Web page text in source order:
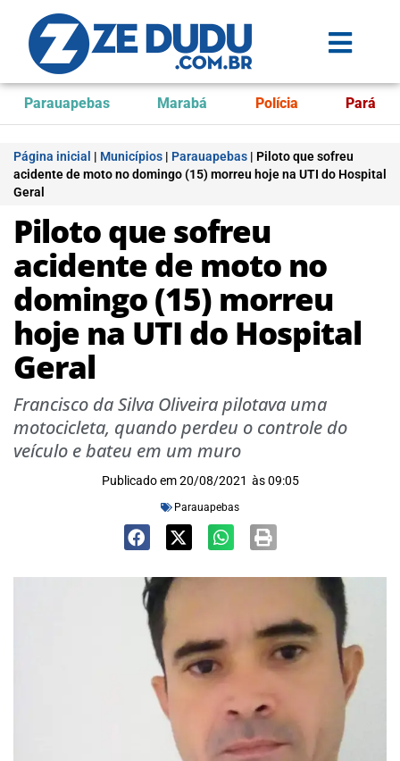
Parauapebas Marabá Polícia Pará
Página inicial | Municípios | Parauapebas | Piloto que sofreu
acidente de moto no domingo (15) morreu hoje na UTI do Hospital
Geral
Piloto que sofreu
acidente de moto no
domingo (15) morreu
hoje na UTI do Hospital
Geral
Francisco da Silva Oliveira pilotava uma
motocicleta, quando perdeu o controle do
veículo e bateu em um muro
Publicado em 20/08/2021 às 09:05
Parauapebas